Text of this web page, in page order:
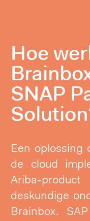
Hoe
SNAP
Een oplossing
de cloud
Ariba-
deskundige
Brainbox.